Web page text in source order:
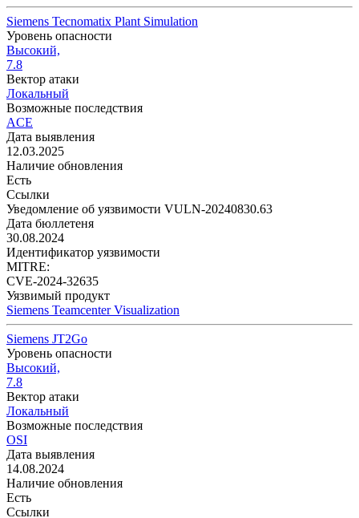
Siemens Tecnomatix Plant Simulation
Уровень опасности
Высокий,
7.8
Вектор атаки
Локальный
Возможные последствия
ACE
Дата выявления
12.03.2025
Наличие обновления
Есть
Ссылки
Уведомление об уязвимости VULN-20240830.63
Дата бюллетеня
30.08.2024
Идентификатор уязвимости
MITRE:
CVE-2024-32635
Уязвимый продукт
Siemens Teamcenter Visualization
Siemens JT2Go
Уровень опасности
Высокий,
7.8
Вектор атаки
Локальный
Возможные последствия
OSI
Дата выявления
14.08.2024
Наличие обновления
Есть
Ссылки